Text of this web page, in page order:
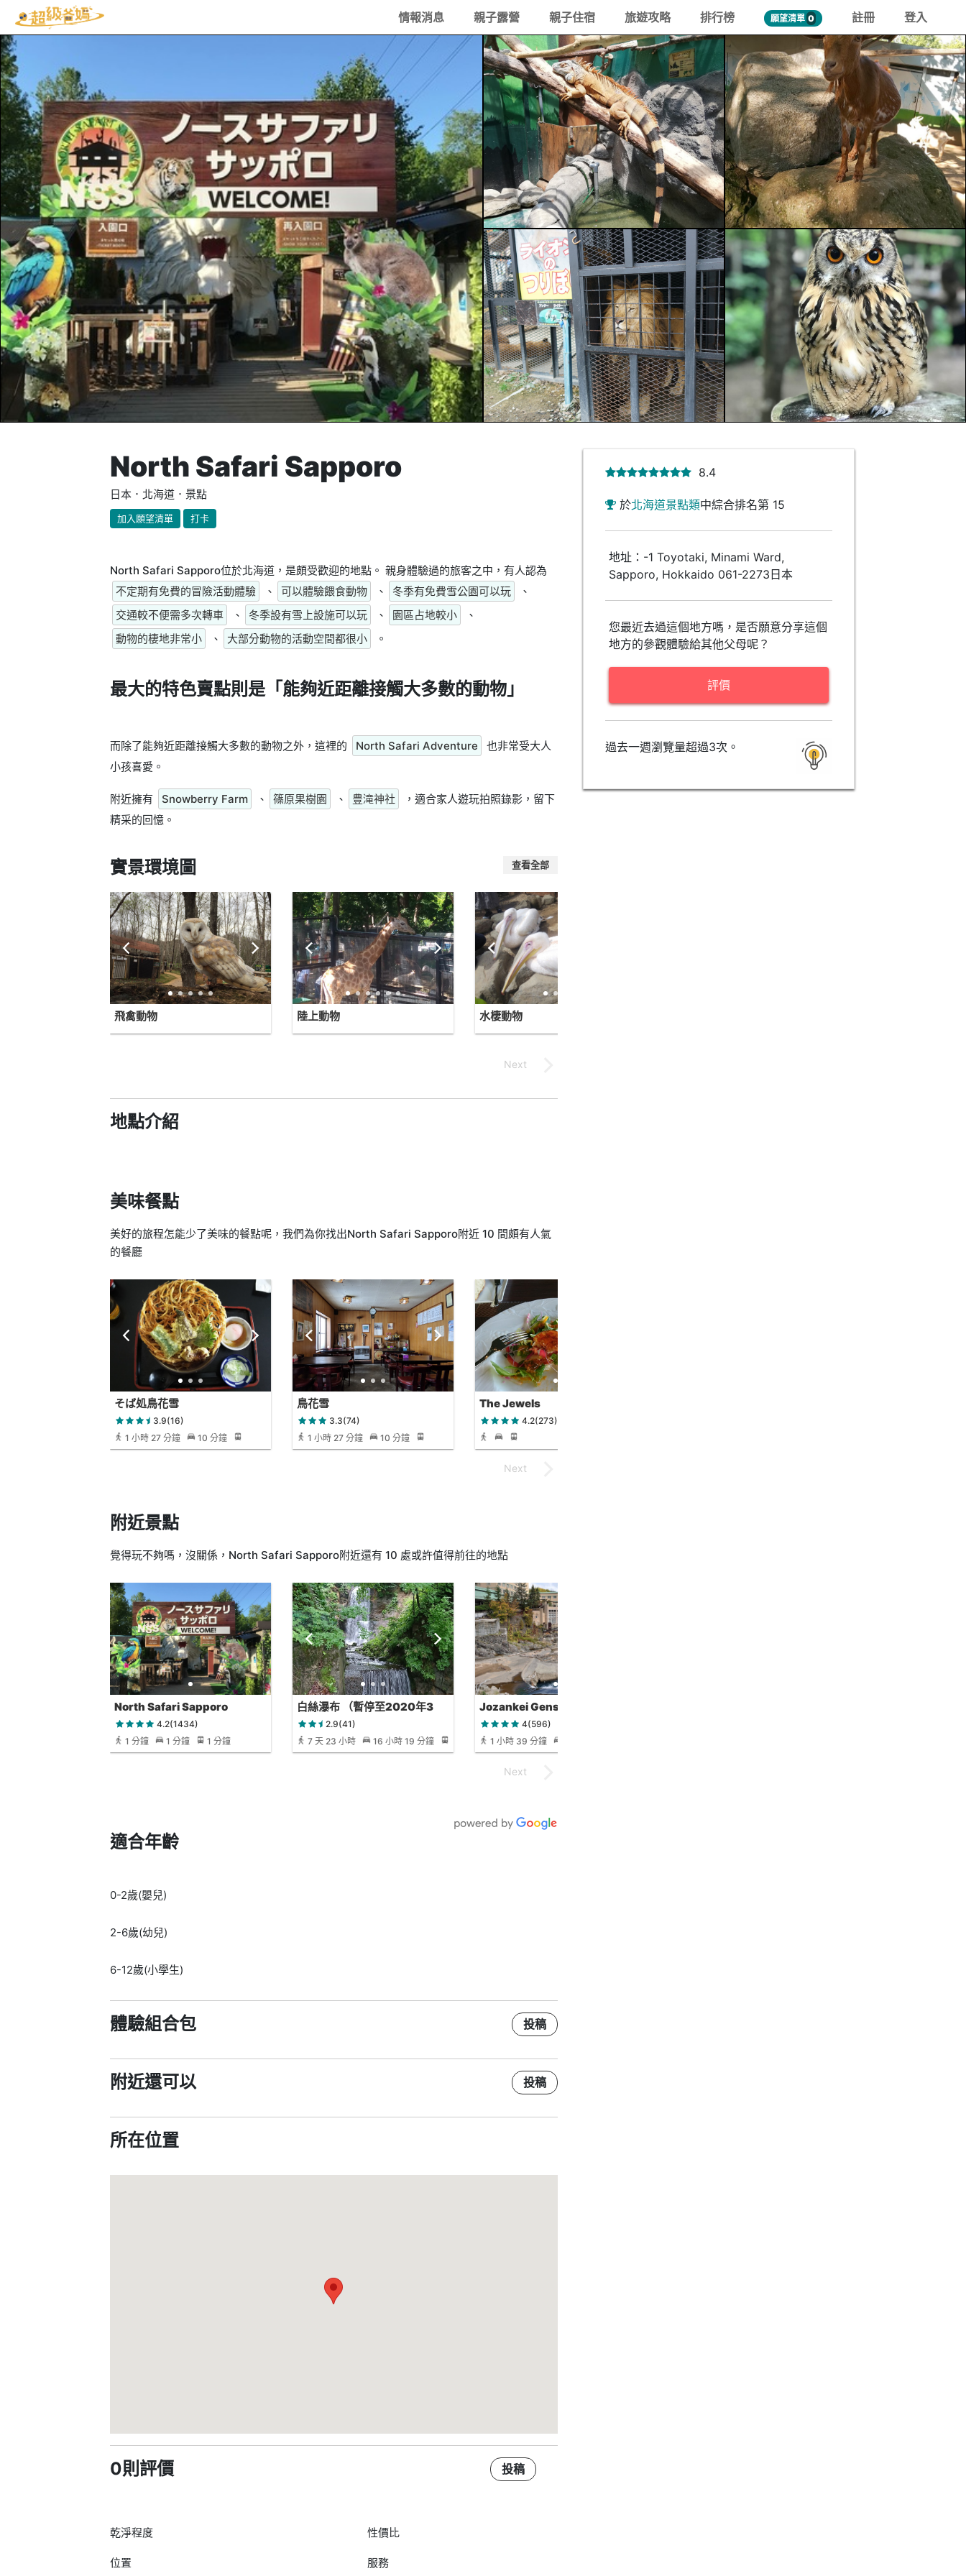
情報消息 親子露營 親子住宿 旅遊攻略 排行榜 願望清單 0 註冊 登入
North Safari Sapporo
日本．北海道．景點
加入願望清單 打卡
North Safari Sapporo位於北海道，是頗受歡迎的地點。 親身體驗過的旅客之中，有人認為
不定期有免費的冒險活動體驗
、 可以體驗餵食動物 、 冬季有免費雪公園可以玩
、
交通較不便需多次轉車
、 冬季設有雪上設施可以玩 、 園區占地較小
、
動物的棲地非常小
、 大部分動物的活動空間都很小 。
最大的特色賣點則是「能夠近距離接觸大多數的動物」
而除了能夠近距離接觸大多數的動物之外，這裡的 North Safari Adventure
也非常受大人
小孩喜愛。
附近擁有 Snowberry Farm 、 篠原果樹園 、 豊滝神社
，適合家人遊玩拍照錄影，留下
精采的回憶。
實景環境圖 查看全部
飛禽動物 陸上動物 水棲動物
地點介紹
美味餐點
美好的旅程怎能少了美味的餐點呢，我們為你找出North Safari Sapporo附近 10 間頗有人氣
的餐廳
そば処鳥花雪
3.9(16)
1 小時 27 分鐘
10 分鐘
鳥花雪
3.3(74)
1 小時 27 分鐘
10 分鐘
The Jewels
4.2(273)
附近景點
覺得玩不夠嗎，沒關係，North Safari Sapporo附近還有 10 處或許值得前往的地點
North Safari Sapporo
4.2(1434)
1 分鐘
1 分鐘 1 分鐘
白絲瀑布 （暫停至2020年3
月）
2.9(41)
7 天 23 小時
16 小時 19 分鐘
Jozankei Gensen Park
4(596)
1 小時 39 分鐘
適合年齡
0-2歲(嬰兒)
2-6歲(幼兒)
6-12歲(小學生)
體驗組合包 投稿
附近還可以 投稿
所在位置
0則評價 投稿
乾淨程度
位置
性價比
服務
8.4
於北海道景點類中綜合排名第 15
地址：-1 Toyotaki, Minami Ward,
Sapporo, Hokkaido 061-2273日本
您最近去過這個地方嗎，是否願意分享這個
地方的參觀體驗給其他父母呢？
評價
過去一週瀏覽量超過3次。